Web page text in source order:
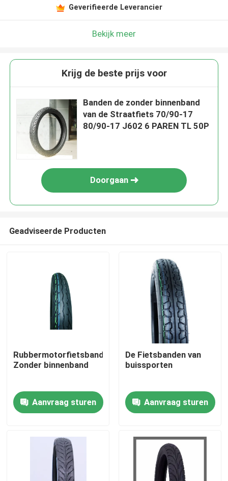
Thuis
Producten
Fabrieksreis
Geverifieerde Leverancier
Bekijk meer
Krijg de beste prijs voor
Banden de zonder binnenband
van de Straatfiets 70/90-17
80/90-17 J602 6 PAREN TL 50P
Doorgaan
Geadviseerde Producten
Rubbermotorfietsbanden
Zonder binnenband
Aanvraag sturen
De Fietsbanden van
buissporten
Aanvraag sturen